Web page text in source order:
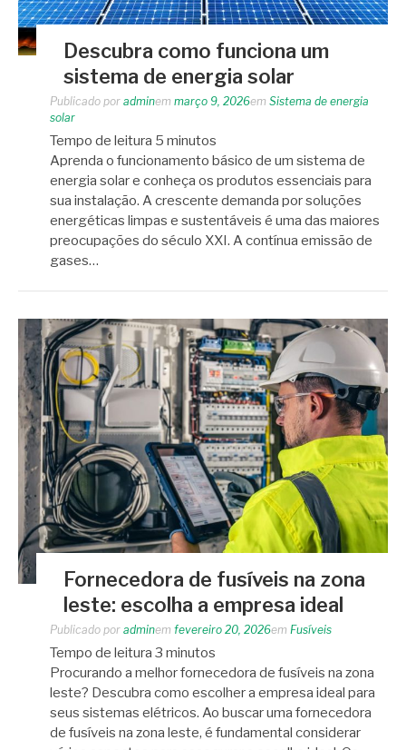
Descubra como funciona um
sistema de energia solar
Publicado por adminem março 9, 2026em Sistema de energia
solar
Tempo de leitura 5 minutos
Aprenda o funcionamento básico de um sistema de
energia solar e conheça os produtos essenciais para
sua instalação. A crescente demanda por soluções
energéticas limpas e sustentáveis é uma das maiores
preocupações do século XXI. A contínua emissão de
gases…
Fornecedora de fusíveis na zona
leste: escolha a empresa ideal
Publicado por adminem fevereiro 20, 2026em Fusíveis
Tempo de leitura 3 minutos
Procurando a melhor fornecedora de fusíveis na zona
leste? Descubra como escolher a empresa ideal para
seus sistemas elétricos. Ao buscar uma fornecedora
de fusíveis na zona leste, é fundamental considerar